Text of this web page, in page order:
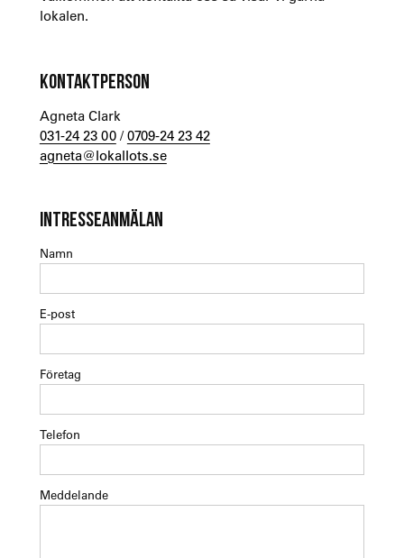
lokalen.
KONTAKTPERSON
Agneta Clark
031-24 23 00/0709-24 23 42
agneta@lokallots.se
INTRESSEANMÄLAN
Namn
E-post
Företag
Telefon
Meddelande